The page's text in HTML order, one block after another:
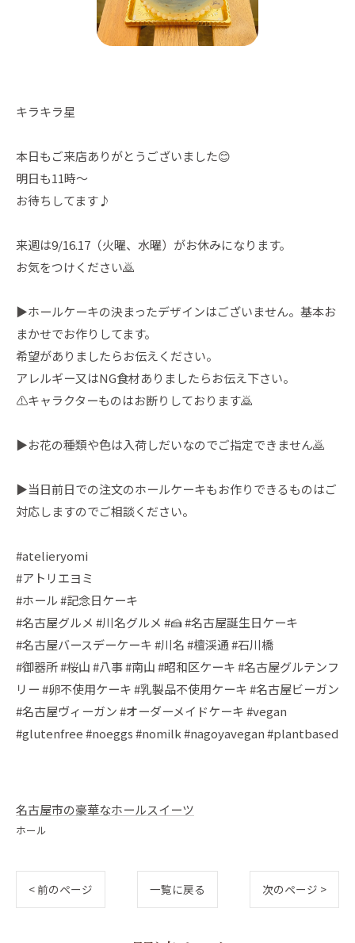
キラキラ星
本日もご来店ありがとうございました😊
明日も11時〜
お待ちしてます♪
来週は9/16.17（火曜、水曜）がお休みになります。
お気をつけください🙇
▶︎ホールケーキの決まったデザインはございません。基本お
まかせでお作りしてます。
希望がありましたらお伝えください。
アレルギー又はNG食材ありましたらお伝え下さい。
⚠️キャラクターものはお断りしております🙇
▶︎お花の種類や色は入荷しだいなのでご指定できません🙇
▶︎当日前日での注文のホールケーキもお作りできるものはご
対応しますのでご相談ください。
#atelieryomi
#アトリエヨミ
#ホール #記念日ケーキ
#名古屋グルメ #川名グルメ #🍰 #名古屋誕生日ケーキ
#名古屋バースデーケーキ #川名 #檀渓通 #石川橋
#御器所 #桜山 #八事 #南山 #昭和区ケーキ #名古屋グルテンフ
リー #卵不使用ケーキ #乳製品不使用ケーキ #名古屋ビーガン
#名古屋ヴィーガン #オーダーメイドケーキ #vegan
#glutenfree #noeggs #nomilk #nagoyavegan #plantbased
名古屋市の豪華なホールスイーツ
ホール
< 前のページ 一覧に戻る 次のページ >